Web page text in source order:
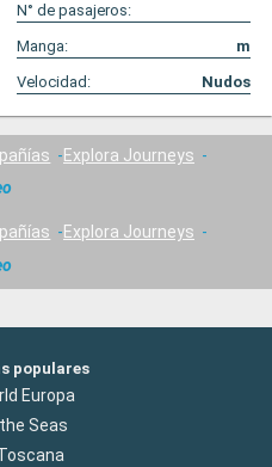
N° de pasajeros:
Manga:
m
Velocidad: Nudos
Explora Journeys
Explora Journeys
populares
Europa
Seas